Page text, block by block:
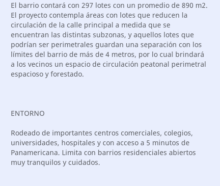
El barrio contará con 297 lotes con un promedio de 890 m2.
El proyecto contempla áreas con lotes que reducen la
circulación de la calle principal a medida que se
encuentran las distintas subzonas, y aquellos lotes que
podrían ser perimetrales guardan una separación con los
límites del barrio de más de 4 metros, por lo cual brindará
a los vecinos un espacio de circulación peatonal perimetral
espacioso y forestado.
ENTORNO
Rodeado de importantes centros comerciales, colegios,
universidades, hospitales y con acceso a 5 minutos de
Panamericana. Limita con barrios residenciales abiertos
muy tranquilos y cuidados.